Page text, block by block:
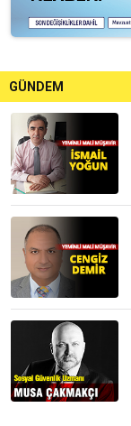
GÜNDEM